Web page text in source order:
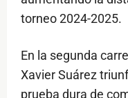
torneo 2024-2025.
En la segunda
Xavier Suárez
prueba dura de